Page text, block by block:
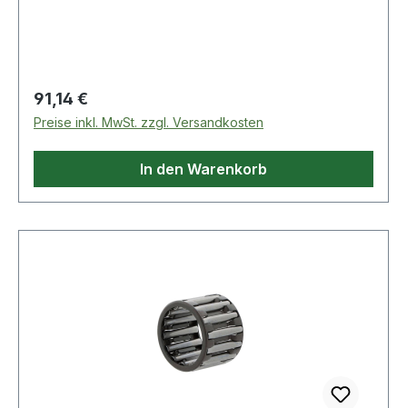
Regulärer Preis:
91,14 €
Preise inkl. MwSt. zzgl. Versandkosten
In den Warenkorb